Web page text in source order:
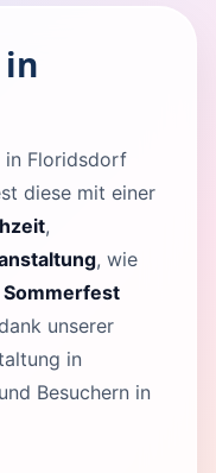
in Floridsdorf
diese mit einer
,
, wie
Sommerfest
unserer
in
Besuchern in